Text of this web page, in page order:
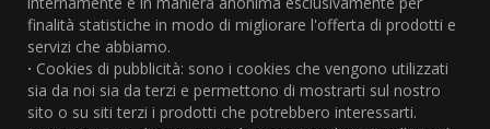
finalità statistiche in modo di migliorare l'offerta di prodotti e
servizi che abbiamo.
· Cookies di pubblicità: sono i cookies che vengono utilizzati
sia da noi sia da terzi e permettono di mostrarti sul nostro
sito o su siti terzi i prodotti che potrebbero interessarti.